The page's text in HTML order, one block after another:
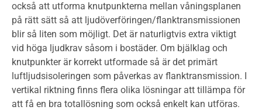
också att utforma knutpunkterna mellan våningsplanen
på rätt sätt så att ljudöverföringen/flanktransmissionen
blir så liten som möjligt. Det är naturligtvis extra viktigt
vid höga ljudkrav såsom i bostäder. Om bjälklag och
knutpunkter är korrekt utformade så är det primärt
luftljudsisoleringen som påverkas av flanktransmission. I
vertikal riktning finns flera olika lösningar att tillämpa för
att få en bra totallösning som också enkelt kan utföras.